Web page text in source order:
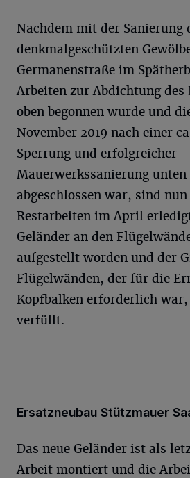
Nachdem mit der Sanierung
denkmalgeschützten
Germanenstraße im
Arbeiten zur Abdichtung des
oben begonnen wurde und
November 2019 nach einer
Sperrung und erfolgreicher
Mauerwerkssanierung
abgeschlossen war, sind
Restarbeiten im April
Geländer an den
aufgestellt worden und der
Flügelwänden, der für die
Kopfbalken erforderlich
verfüllt.
Ersatzneubau Stützmauer
Das neue Geländer ist als
Arbeit montiert und die